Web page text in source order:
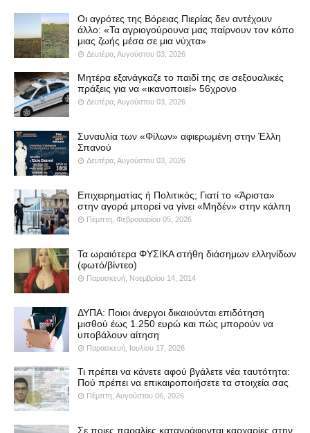
Οι αγρότες της Βόρειας Πιερίας δεν αντέχουν
άλλο: «Τα αγριογούρουνα μας παίρνουν τον κόπο
μιας ζωής μέσα σε μια νύχτα»
Δευτέρα, Αυγούστου 03, 2026
Μητέρα εξανάγκαζε το παιδί της σε σεξουαλικές
πράξεις για να «ικανοποιεί» 56χρονο
Δευτέρα, Αυγούστου 03, 2026
Συναυλία των «Φίλων» αφιερωμένη στην Έλλη
Σπανού
Δευτέρα, Αυγούστου 03, 2026
Επιχειρηματίας ή Πολιτικός; Γιατί το «Άριστα»
στην αγορά μπορεί να γίνει «Μηδέν» στην κάλπη
Πέμπτη, Φεβρουαρίου 05, 2026
Τα ωραιότερα ΦΥΣΙΚΑ στήθη διάσημων ελληνίδων
(φωτό/βίντεο)
Παρασκευή, Νοεμβρίου 14, 2014
ΔΥΠΑ: Ποιοι άνεργοι δικαιούνται επιδότηση
μισθού έως 1.250 ευρώ και πώς μπορούν να
υποβάλουν αίτηση
Παρασκευή, Ιουλίου 17, 2026
Τι πρέπει να κάνετε αφού βγάλετε νέα ταυτότητα:
Πού πρέπει να επικαιροποιήσετε τα στοιχεία σας
Πέμπτη, Αυγούστου 06, 2026
Σε ποιες παραλίες καταγράφονται καρχαρίες στην